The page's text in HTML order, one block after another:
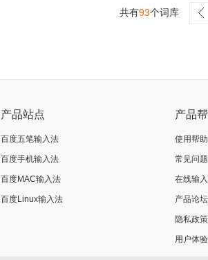
共有93个词库
产品站点
百度五笔输入法
百度手机输入法
百度MAC输入法
百度Linux输入法
产品
使用帮助
常见问题
在线输
产品论
隐私政策
用户体